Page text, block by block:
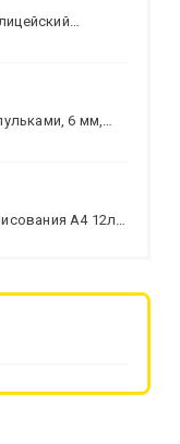
6 мм,
А4 12л.